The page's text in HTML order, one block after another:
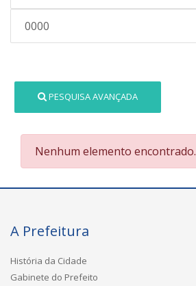
0000
PESQUISA AVANÇADA
Nenhum elemento encontrado.
A Prefeitura
História da Cidade
Gabinete do Prefeito